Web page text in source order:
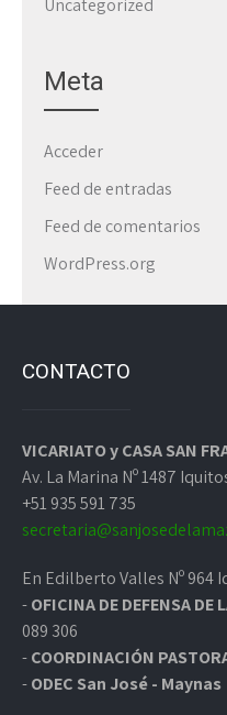
Uncategorized
Meta
Acceder
Feed de entradas
Feed de comentarios
WordPress.org
CONTACTO
VICARIATO y CASA SAN
Av. La Marina Nº 1487
+51 935 591 735
En Edilberto Valles Nº 964
-OFICINA DE DEFENSA DE
089 306
-COORDINACIÓN
-ODEC San José - Maynas